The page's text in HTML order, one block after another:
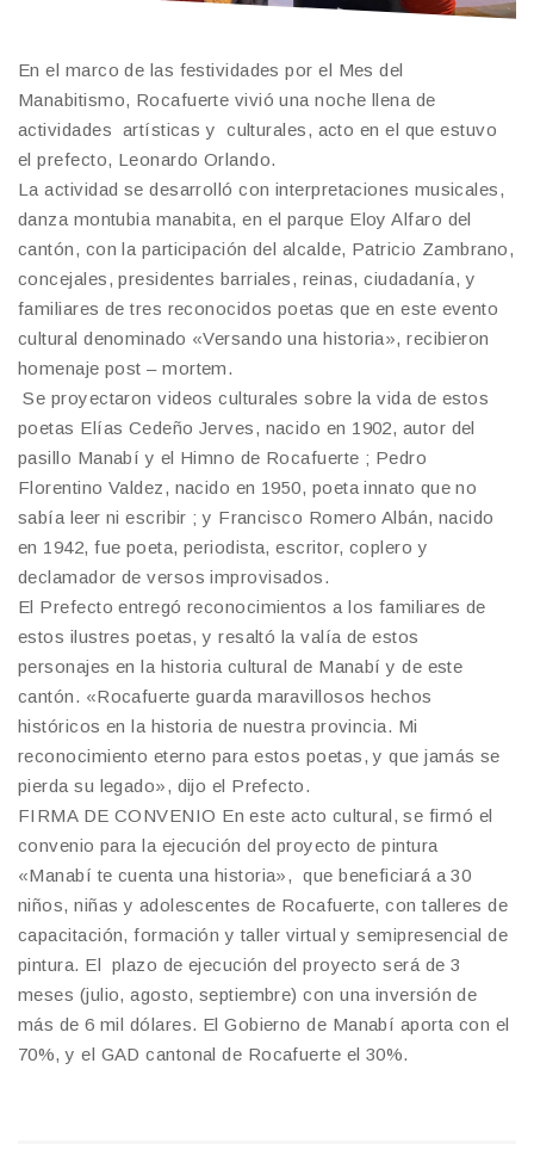
En el marco de las festividades por el Mes del
Manabitismo, Rocafuerte vivió una noche llena de
actividades artísticas y culturales, acto en el que estuvo
el prefecto, Leonardo Orlando.
La actividad se desarrolló con interpretaciones musicales,
danza montubia manabita, en el parque Eloy Alfaro del
cantón, con la participación del alcalde, Patricio Zambrano,
concejales, presidentes barriales, reinas, ciudadanía, y
familiares de tres reconocidos poetas que en este evento
cultural denominado «Versando una historia», recibieron
homenaje post – mortem.
Se proyectaron videos culturales sobre la vida de estos
poetas Elías Cedeño Jerves, nacido en 1902, autor del
pasillo Manabí y el Himno de Rocafuerte ; Pedro
Florentino Valdez, nacido en 1950, poeta innato que no
sabía leer ni escribir ; y Francisco Romero Albán, nacido
en 1942, fue poeta, periodista, escritor, coplero y
declamador de versos improvisados.
El Prefecto entregó reconocimientos a los familiares de
estos ilustres poetas, y resaltó la valía de estos
personajes en la historia cultural de Manabí y de este
cantón. «Rocafuerte guarda maravillosos hechos
históricos en la historia de nuestra provincia. Mi
reconocimiento eterno para estos poetas, y que jamás se
pierda su legado», dijo el Prefecto.
FIRMA DE CONVENIO En este acto cultural, se firmó el
convenio para la ejecución del proyecto de pintura
«Manabí te cuenta una historia», que beneficiará a 30
niños, niñas y adolescentes de Rocafuerte, con talleres de
capacitación, formación y taller virtual y semipresencial de
pintura. El plazo de ejecución del proyecto será de 3
meses (julio, agosto, septiembre) con una inversión de
más de 6 mil dólares. El Gobierno de Manabí aporta con el
70%, y el GAD cantonal de Rocafuerte el 30%.